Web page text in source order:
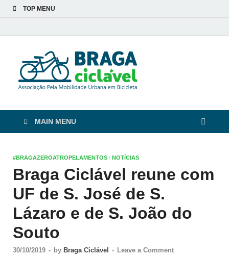
TOP MENU
MAIN MENU
#BRAGAZEROATROPELAMENTOS / NOTÍCIAS
Braga Ciclável reune com
UF de S. José de S.
Lázaro e de S. João do
Souto
30/10/2019 - by Braga Ciclável - Leave a Comment